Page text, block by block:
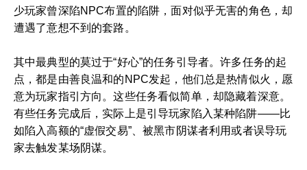
少玩家曾深陷NPC布置的陷阱，面对似乎无害的角色，却
遭遇了意想不到的套路。
其中最典型的莫过于“好心”的任务引导者。许多任务的起
点，都是由善良温和的NPC发起，他们总是热情似火，愿
意为玩家指引方向。这些任务看似简单，却隐藏着深意。
有些任务完成后，实际上是引导玩家陷入某种陷阱——比
如陷入高额的“虚假交易”、被黑市阴谋者利用或者误导玩
家去触发某场阴谋。